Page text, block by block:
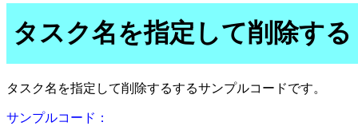
タスク名を指定して削除する
タスク名を指定して削除するするサンプルコードです。
サンプルコード：